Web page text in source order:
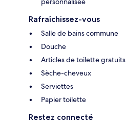
Rafraîchissez-vous
Salle de bains commune
Douche
Articles de toilette gratuits
Sèche-cheveux
Serviettes
Papier toilette
Restez connecté